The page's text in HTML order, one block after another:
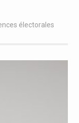
électorales